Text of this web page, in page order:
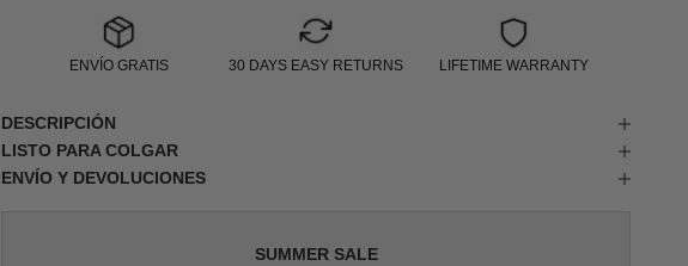
ENVÍO GRATIS 30 DAYS EASY RETURNS LIFETIME WARRANTY
DESCRIPCIÓN
LISTO PARA COLGAR
ENVÍO Y DEVOLUCIONES
SUMMER SALE